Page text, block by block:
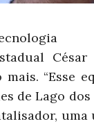
“Esse
de Lago
uma